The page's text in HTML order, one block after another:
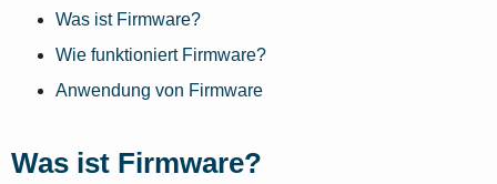
Was ist Firmware?
Wie funktioniert Firmware?
Anwendung von Firmware
Was ist Firmware?